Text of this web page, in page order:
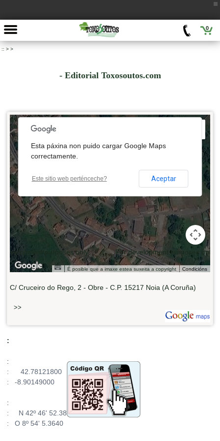
0
:: > >
- Editorial Toxosoutos.com
For development purposes only
development purposes only
For development purposes only
development purposes only
É posible que a imaxe estea suxeita a copyright Condicións
Esta páxina non puido cargar Google Maps
correctamente.
Este sitio web perténceche? Aceptar
C/ Cruceiro do Rego, 2 - Obre - C.P. 15217 Noia (A Coruña)
>>
:
:
: 42.78121800
: -8.90149000
:
: N 42º 46' 52.38
: O 8º 54' 5.3640